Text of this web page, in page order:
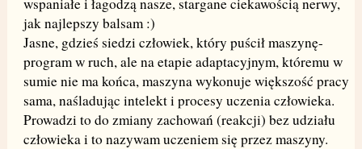
jak najlepszy balsam :)
Jasne, gdzieś siedzi człowiek, który puścił maszynę-
program w ruch, ale na etapie adaptacyjnym, któremu w
sumie nie ma końca, maszyna wykonuje większość pracy
sama, naśladując intelekt i procesy uczenia człowieka.
Prowadzi to do zmiany zachowań (reakcji) bez udziału
człowieka i to nazywam uczeniem się przez maszyny.